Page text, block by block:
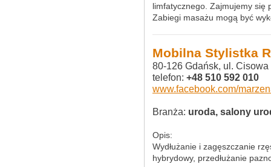
limfatycznego. Zajmujemy się
Zabiegi masażu mogą być
Mobilna Stylistka
80-126 Gdańsk, ul. Cisowa
telefon: +48 510 592 010
www.facebook.com/
Branża: uroda, salony
Opis:
Wydłużanie i zagęszczanie
hybrydowy, przedłużanie